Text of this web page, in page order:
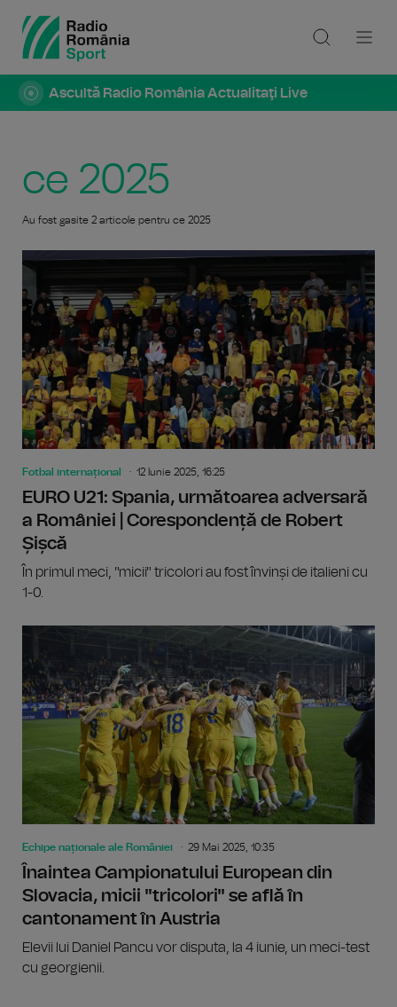
Ascultă Radio România Actualitaţi Live
ce 2025
Au fost gasite 2 articole pentru ce 2025
Fotbal internațional 12 Iunie 2025, 16:25
EURO U21: Spania, următoarea adversară
a României | Corespondență de Robert
Șișcă
În primul meci, "micii" tricolori au fost învinși de italieni cu
1-0.
Echipe naționale ale României 29 Mai 2025, 10:35
Înaintea Campionatului European din
Slovacia, micii "tricolori" se află în
cantonament în Austria
Elevii lui Daniel Pancu vor disputa, la 4 iunie, un meci-test
cu georgienii.